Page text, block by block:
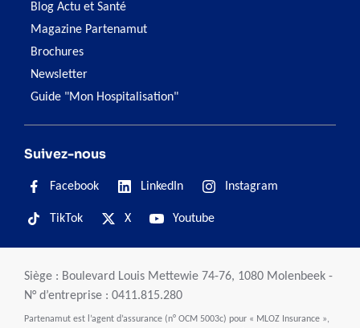
Blog Actu et Santé
Magazine Partenamut
Brochures
Newsletter
Guide "Mon Hospitalisation"
Suivez-nous
Facebook LinkedIn Instagram
TikTok X Youtube
Siège : Boulevard Louis Mettewie 74-76, 1080 Molenbeek -
N° d’entreprise : 0411.815.280
Partenamut est l’agent d’assurance (n° OCM 5003c) pour « MLOZ Insurance »,